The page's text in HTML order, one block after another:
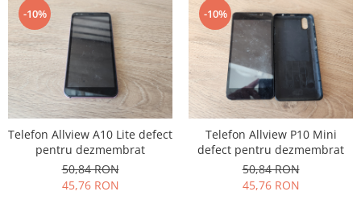
Benzi flex
Banda tastatura
Cablu coaxial
Flex antena
Flex buton
Flex casca
Flex incarcare
Flex pornire
Samsung
Sony
-10%
Telefon Allview A10 Lite defect
pentru dezmembrat
50,84 RON
45,76 RON
-10%
Telefon Allview P10 Mini
defect pentru dezmembrat
50,84 RON
45,76 RON